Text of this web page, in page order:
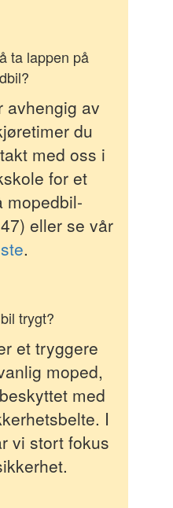
ta lappen på
avhengig av
du
med oss i
for et
mopedbil-
eller se vår
.
trygt?
et tryggere
moped,
med
I
vi stort fokus